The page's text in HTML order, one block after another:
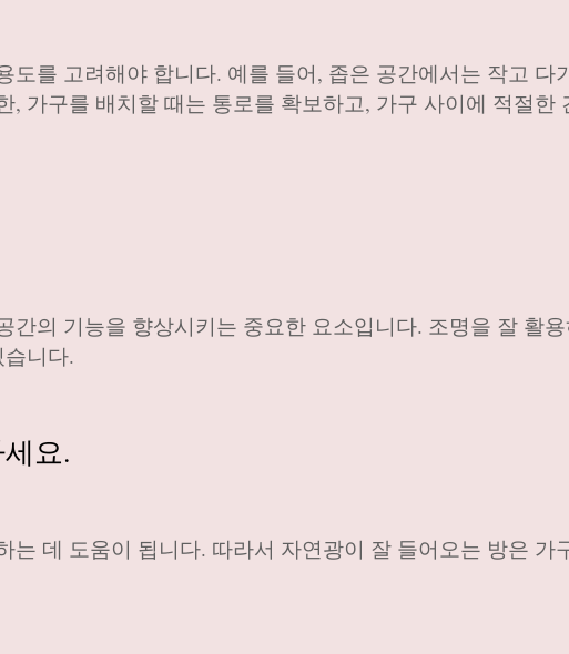
도를 고려해야 합니다. 예를 들어, 좁은 공간에서는 작고 다
, 가구를 배치할 때는 통로를 확보하고, 가구 사이에 적절한
간의 기능을 향상시키는 중요한 요소입니다. 조명을 잘 활
니다.
요.
는 데 도움이 됩니다. 따라서 자연광이 잘 들어오는 방은 가